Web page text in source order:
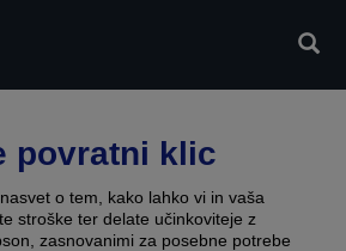
povratni klic
o tem, kako lahko vi in vaša
stroške ter delate učinkoviteje z
zasnovanimi za posebne potrebe